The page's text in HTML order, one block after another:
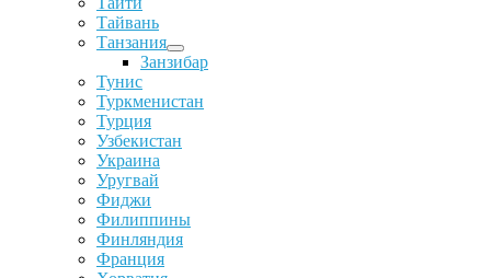
Тайвань
Танзания
Занзибар
Тунис
Туркменистан
Турция
Узбекистан
Украина
Уругвай
Фиджи
Филиппины
Финляндия
Франция